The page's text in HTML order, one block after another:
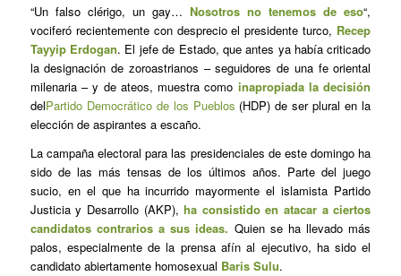
“Un falso clérigo, un gay…Nosotros no tenemos de eso“,
vociferó recientemente con desprecio el presidente turco, Recep
Tayyip Erdogan. El jefe de Estado, que antes ya había criticado
la designación de zoroastrianos – seguidores de una fe oriental
milenaria – y de ateos, muestra como inapropiada la decisión
delPartido Democrático de los Pueblos (HDP) de ser plural en la
elección de aspirantes a escaño.
La campaña electoral para las presidenciales de este domingo ha
sido de las más tensas de los últimos años. Parte del juego
sucio, en el que ha incurrido mayormente el islamista Partido
Justicia y Desarrollo (AKP),ha consistido en atacar a ciertos
candidatos contrarios a sus ideas. Quien se ha llevado más
palos, especialmente de la prensa afín al ejecutivo, ha sido el
candidato abiertamente homosexual Baris Sulu.